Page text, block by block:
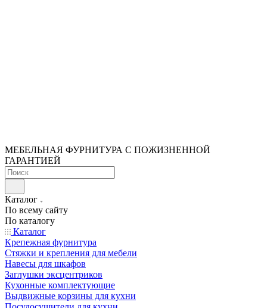
МЕБЕЛЬНАЯ ФУРНИТУРА С ПОЖИЗНЕННОЙ
ГАРАНТИЕЙ
Каталог
По всему сайту
По каталогу
Каталог
Крепежная фурнитура
Стяжки и крепления для мебели
Навесы для шкафов
Заглушки эксцентриков
Кухонные комплектующие
Выдвижные корзины для кухни